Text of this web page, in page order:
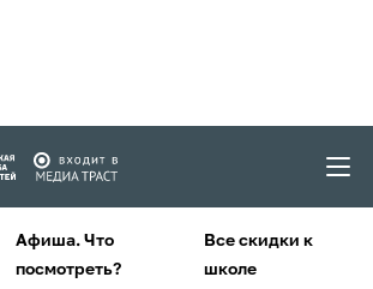
Афиша. Что
посмотреть?
Все скидки к
школе